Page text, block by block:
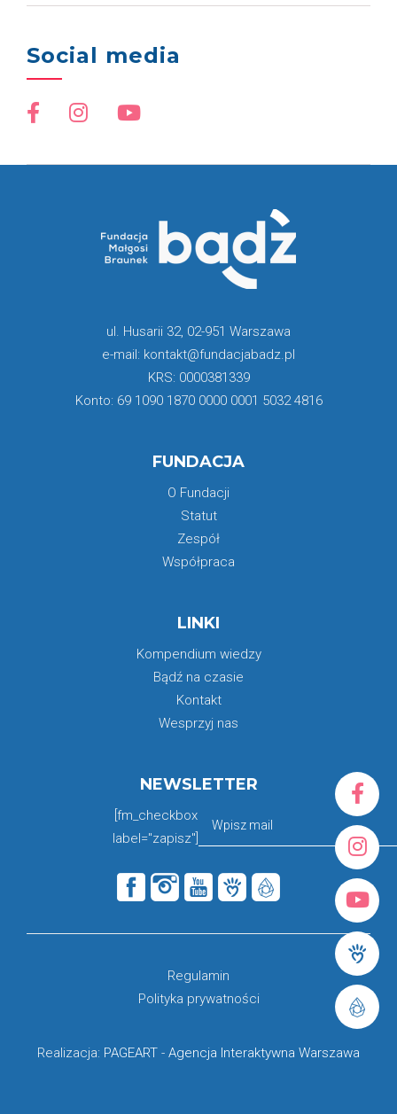
Social media
ul. Husarii 32, 02-951 Warszawa
e-mail: kontakt@fundacjabadz.pl
KRS: 0000381339
Konto: 69 1090 1870 0000 0001 5032 4816
FUNDACJA
O Fundacji
Statut
Zespół
Współpraca
LINKI
Kompendium wiedzy
Bądź na czasie
Kontakt
Wesprzyj nas
NEWSLETTER
[fm_checkbox
label="zapisz"]
Realizacja: PAGEART - Agencja Interaktywna Warszawa
Regulamin
Polityka prywatności